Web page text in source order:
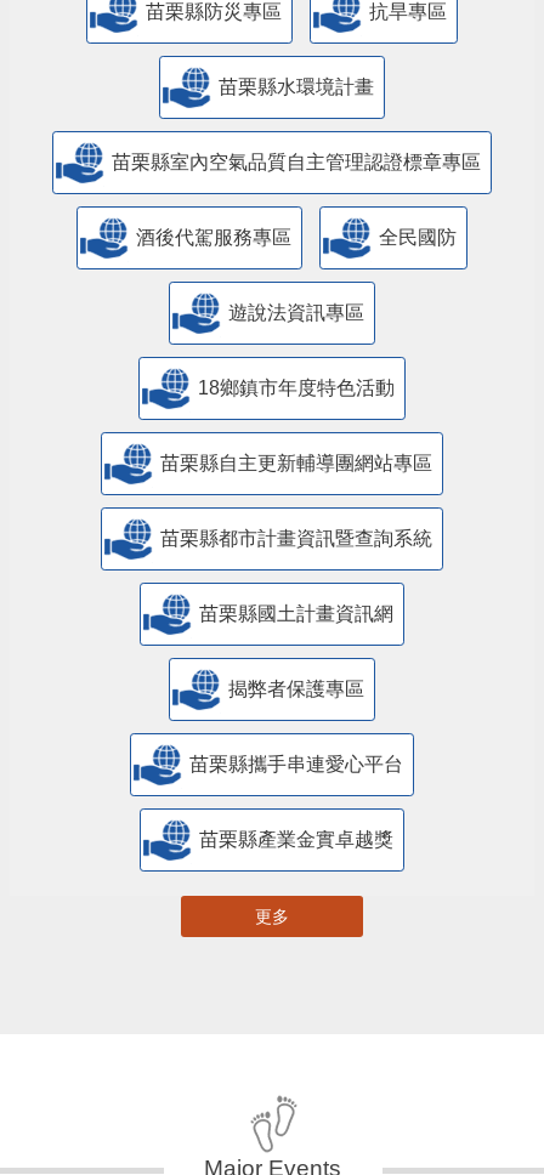
苗栗縣防災專區 抗旱專區
苗栗縣水環境計畫
苗栗縣室內空氣品質自主管理認證標章專區
酒後代駕服務專區 全民國防
遊說法資訊專區
18鄉鎮市年度特色活動
苗栗縣自主更新輔導團網站專區
苗栗縣都市計畫資訊暨查詢系統
苗栗縣國土計畫資訊網
揭弊者保護專區
苗栗縣攜手串連愛心平台
苗栗縣產業金實卓越獎
更多